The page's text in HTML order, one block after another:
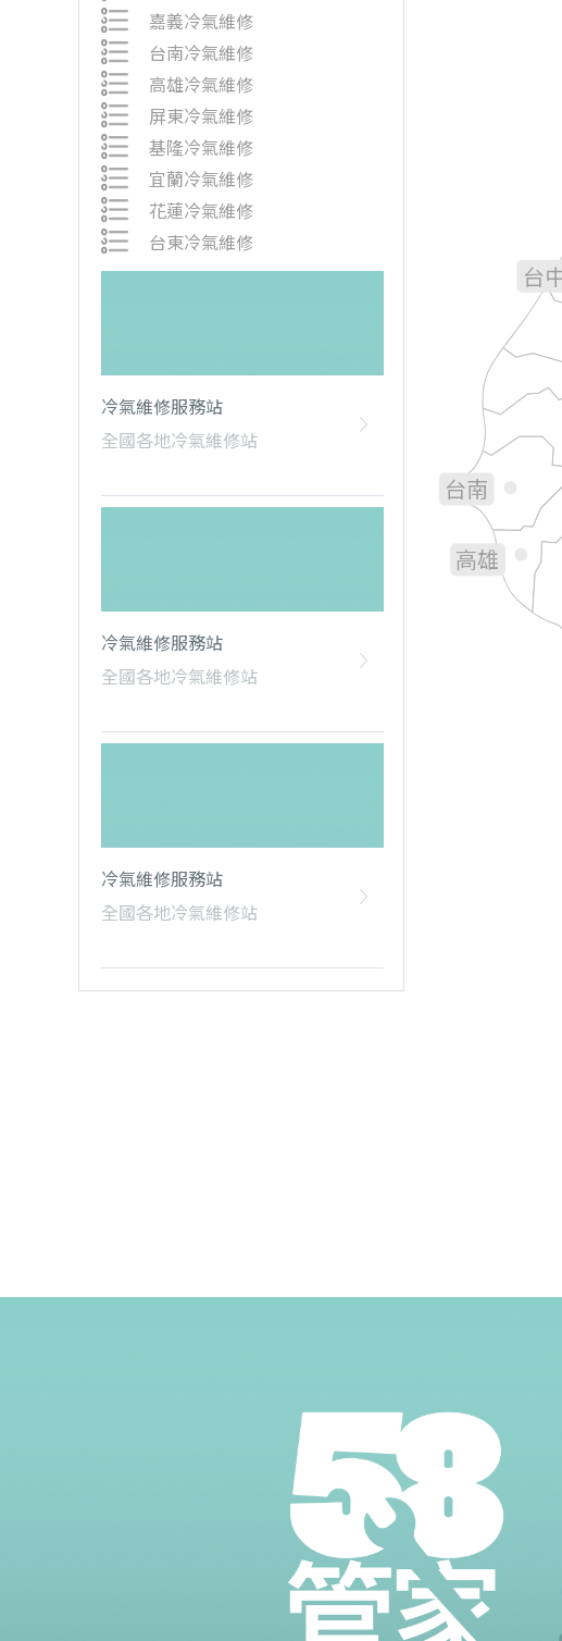
嘉義冷氣維修
台南冷氣維修
高雄冷氣維修
屏東冷氣維修
基隆冷氣維修
宜蘭冷氣維修
花蓮冷氣維修
台東冷氣維修
冷氣維修服務站
全國各地冷氣維修站
冷氣維修服務站
全國各地冷氣維修站
冷氣維修服務站
全國各地冷氣維修站
台
台南
高雄
彰化
雲林
嘉義
屏